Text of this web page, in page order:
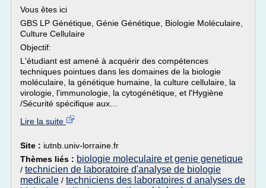
Vous êtes ici
GBS LP Génétique, Génie Génétique, Biologie Moléculaire,
Culture Cellulaire
Objectif:
L'étudiant est amené à acquérir des compétences
techniques pointues dans les domaines de la biologie
moléculaire, la génétique humaine, la culture cellulaire, la
virologie, l'immunologie, la cytogénétique, et l'Hygiène
/Sécurité spécifique aux...
Lire la suite
Site : iutnb.univ-lorraine.fr
Thèmes liés : biologie moleculaire et genie genetique
/ technicien de laboratoire d'analyse de biologie
medicale / techniciens des laboratoires d analyses de